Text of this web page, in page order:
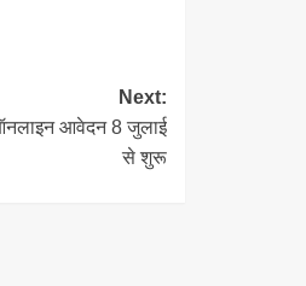
Next:
आवेदन 8 जुलाई
से शुरू